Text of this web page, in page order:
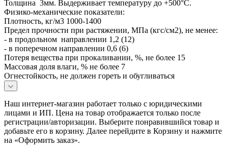
Толщина 3мм. Выдерживает температуру до +500°С.
Физико-механические показатели:
Плотность, кг/м3 1000-1400
Предел прочности при растяжении, МПа (кгс/см2), не менее:
- в продольном направлении 1,2 (12)
- в поперечном направлении 0,6 (6)
Потеря вещества при прокаливании, %, не более 15
Массовая доля влаги, % не более 7
Огнестойкость, не должен гореть и обугливаться
Наш интернет-магазин работает только с юридическими
лицами и ИП. Цена на товар отображается только после
регистрации/авторизации. Выберите понравившийся товар и
добавьте его в корзину. Далее перейдите в Корзину и нажмите
на «Оформить заказ».